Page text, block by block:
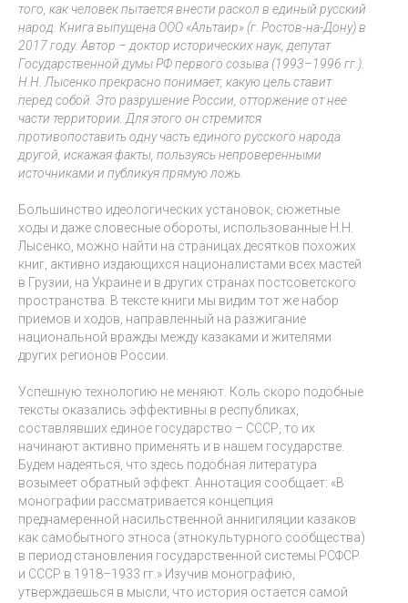
того, как человек пытается внести раскол в единый русский
народ. Книга выпущена ООО «Альтаир» (г. Ростов-на-Дону) в
2017 году. Автор – доктор исторических наук, депутат
Государственной думы РФ первого созыва (1993–1996 гг.).
Н.Н. Лысенко прекрасно понимает, какую цель ставит
перед собой. Это разрушение России, отторжение от нее
части территории. Для этого он стремится
противопоставить одну часть единого русского народа
другой, искажая факты, пользуясь непроверенными
источниками и публикуя прямую ложь.
Большинство идеологических установок, сюжетные
ходы и даже словесные обороты, использованные Н.Н.
Лысенко, можно найти на страницах десятков похожих
книг, активно издающихся националистами всех мастей
в Грузии, на Украине и в других странах постсоветского
пространства. В тексте книги мы видим тот же набор
приемов и ходов, направленный на разжигание
национальной вражды между казаками и жителями
других регионов России.
Успешную технологию не меняют. Коль скоро подобные
тексты оказались эффективны в республиках,
составлявших единое государство – СССР, то их
начинают активно применять и в нашем государстве.
Будем надеяться, что здесь подобная литература
возымеет обратный эффект. Аннотация сообщает: «В
монографии рассматривается концепция
преднамеренной насильственной аннигиляции казаков
как самобытного этноса (этнокультурного сообщества)
в период становления государственной системы РСФСР
и СССР в 1918–1933 гг.» Изучив монографию,
утверждаешься в мысли, что история остается самой